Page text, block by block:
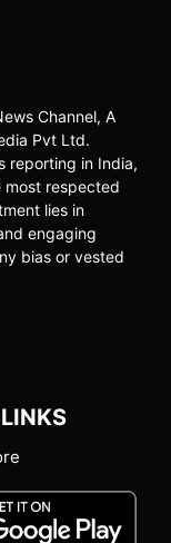
Channel, A
Pvt Ltd.
reporting in India,
most respected
lies in
engaging
bias or vested